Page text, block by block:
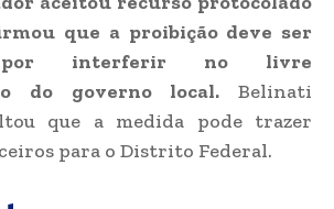
que a proibição deve ser
por interferir no livre
do governo local. Belinati
que a medida pode trazer
para o Distrito Federal.